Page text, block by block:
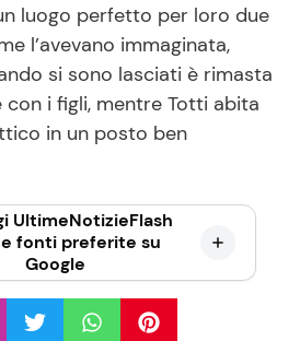
luogo perfetto per loro due
l’avevano immaginata,
si sono lasciati è rimasta
con i figli, mentre Totti abita
in un posto ben
UltimeNotizieFlash
fonti preferite su
Google